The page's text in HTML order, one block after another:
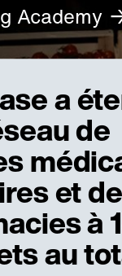
Academy
a
de
et de
à
au